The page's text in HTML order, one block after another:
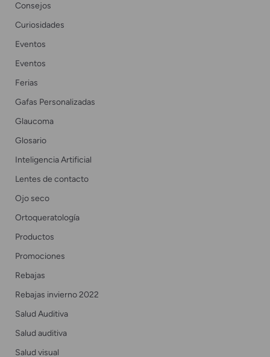
Consejos
Curiosidades
Eventos
Eventos
Ferias
Gafas Personalizadas
Glaucoma
Glosario
Inteligencia Artificial
Lentes de contacto
Ojo seco
Ortoqueratología
Productos
Promociones
Rebajas
Rebajas invierno 2022
Salud Auditiva
Salud auditiva
Salud visual